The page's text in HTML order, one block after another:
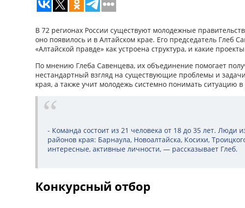
В 72 регионах России существуют молодежные
оно появилось и в Алтайском крае. Его председатель Глеб
«Алтайской правде» как устроена структура, и какие
По мнению Глеба Савенцева, их объединение помогает
нестандартный взгляд на существующие проблемы и
края, а также учит молодежь системно понимать ситуацию в
- Команда состоит из 21 человека от 18 до 35 лет. Люди
районов края: Барнаула, Новоалтайска, Косихи,
интересные, активные личности, — рассказывает Глеб.
Конкурсный отбор